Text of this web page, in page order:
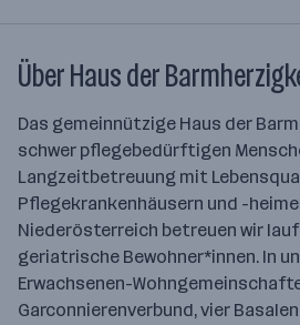
Über Haus der
Das gemeinnützige Haus der
schwer pflegebedürftigen
Langzeitbetreuung mit
Pflegekrankenhäusern und -
Niederösterreich betreuen wir
geriatrische Bewohner*innen. In
Erwachsenen-
Garconnierenverbund, vier